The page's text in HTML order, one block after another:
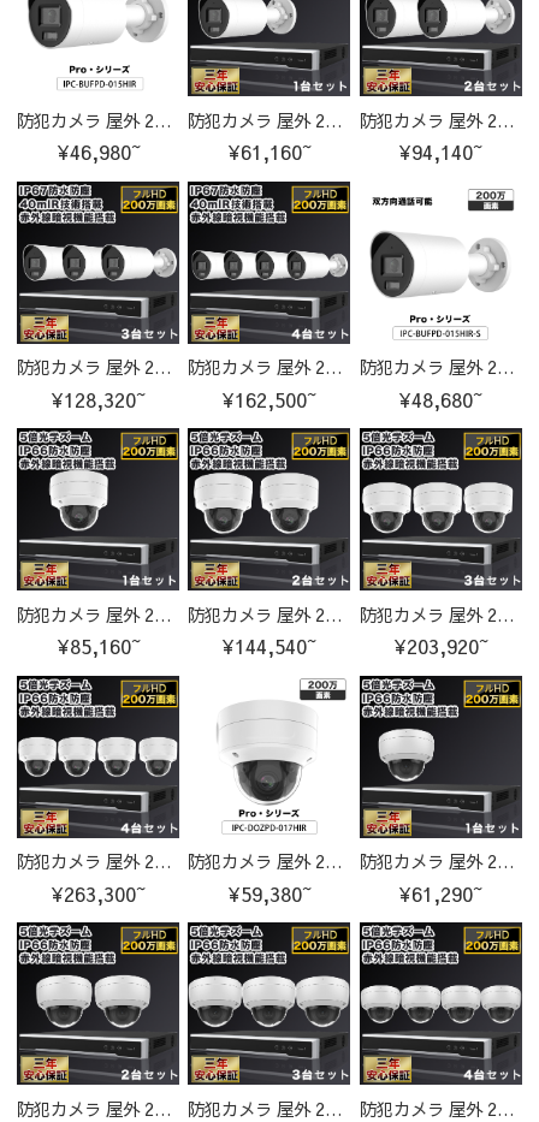
防犯カメラ 屋外 200万画素固定レンズ2.8mm IP67防塵防水 IPカメラ IPC-BUFPD-015HIR-cam
¥46,980~
防犯カメラ 屋外 200万画素 固定レンズ2.8mm IP67防塵防水 IPカメラ 1台セット
¥61,160~
防犯カメラ 屋外 200万画素 固定レンズ2.8mm IP67防塵防水 IPカメラ 2台セット
¥94,140~
防犯カメラ 屋外 200万画素 固定レンズ2.8mm IP67防塵防水 IPカメラ 3台セット
¥128,320~
防犯カメラ 屋外 200万画素 固定レンズ2.8mm IP67防塵防水 IPカメラ 4台セット
¥162,500~
防犯カメラ 屋外 200万画素 固定レンズ2.8mm IP67防塵防水 IPカメラ IPC-BUFPD-015HIR-S-cam
¥48,680~
防犯カメラ 屋外 200万画素 光学レンズ搭載 IP66防塵防水 IPカメラ 1台セット
¥85,160~
防犯カメラ 屋外 200万画素 光学レンズ搭載 IP66防塵防水 IPカメラ 2台セット
¥144,540~
防犯カメラ 屋外 200万画素 光学レンズ搭載 IP66防塵防水 IPカメラ 3台セット
¥203,920~
防犯カメラ 屋外 200万画素 光学レンズ搭載 IP66防塵防水 IPカメラ 4台セット
¥263,300~
防犯カメラ 屋外 200万画素 光学レンズ搭載 IP66防塵防水 IPカメラ IPC-DOZPD-017HIR-cam
¥59,380~
防犯カメラ 屋外 200万画素 固定レンズ2.8mm IP67防塵防水 IPカメラ 1台セット
¥61,290~
防犯カメラ 屋外 200万画素 固定レンズ2.8mm IP67防塵防水 IPカメラ 2台セット 防犯カメラ 屋外 200万画素 固定レンズ2.8mm IP67防塵防水 IPカメラ 3台セット 防犯カメラ 屋外 200万画素 固定レンズ2.8mm IP67防塵防水 IPカメラ 4台セット